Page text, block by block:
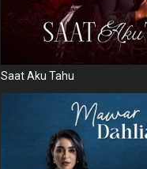
Saat Aku Tahu